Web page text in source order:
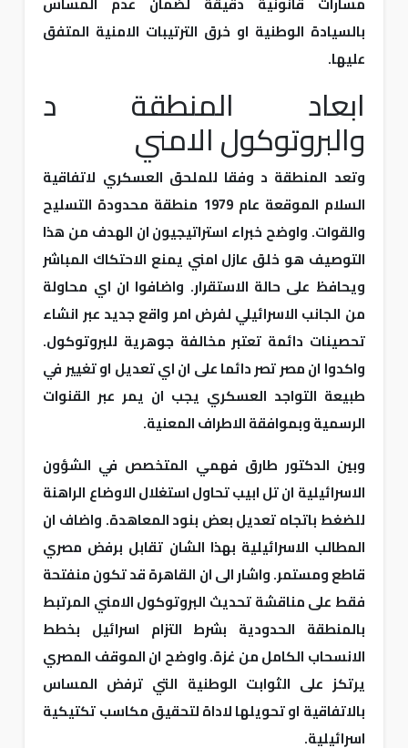
بالسيادة الوطنية او خرق الترتيبات الامنية المتفق
عليها.
ابعاد المنطقة د
والبروتوكول الامني
وتعد المنطقة د وفقا للملحق العسكري لاتفاقية
السلام الموقعة عام 1979 منطقة محدودة التسليح
والقوات. واوضح خبراء استراتيجيون ان الهدف من هذا
التوصيف هو خلق عازل امني يمنع الاحتكاك المباشر
ويحافظ على حالة الاستقرار. واضافوا ان اي محاولة
من الجانب الاسرائيلي لفرض امر واقع جديد عبر انشاء
تحصينات دائمة تعتبر مخالفة جوهرية للبروتوكول.
واكدوا ان مصر تصر دائما على ان اي تعديل او تغيير في
طبيعة التواجد العسكري يجب ان يمر عبر القنوات
الرسمية وبموافقة الاطراف المعنية.
وبين الدكتور طارق فهمي المتخصص في الشؤون
الاسرائيلية ان تل ابيب تحاول استغلال الاوضاع الراهنة
للضغط باتجاه تعديل بعض بنود المعاهدة. واضاف ان
المطالب الاسرائيلية بهذا الشان تقابل برفض مصري
قاطع ومستمر. واشار الى ان القاهرة قد تكون منفتحة
فقط على مناقشة تحديث البروتوكول الامني المرتبط
بالمنطقة الحدودية بشرط التزام اسرائيل بخطط
الانسحاب الكامل من غزة. واوضح ان الموقف المصري
يرتكز على الثوابت الوطنية التي ترفض المساس
بالاتفاقية او تحويلها لاداة لتحقيق مكاسب تكتيكية
اسرائيلية.